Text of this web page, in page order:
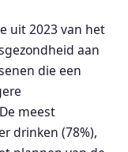
uit 2023 van het
aan
die een
meest
drinken (78%),